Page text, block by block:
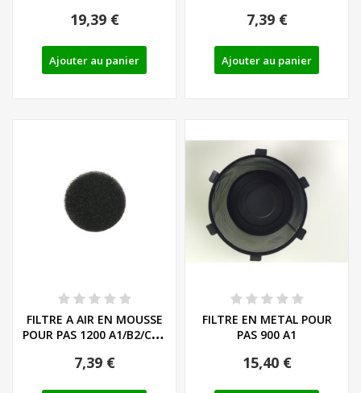
19,39 €
Ajouter au panier
7,39 €
Ajouter au panier
FILTRE A AIR EN MOUSSE
POUR PAS 1200 A1/B2/C2 -
7,39 €
FILTRE EN METAL POUR
PAS 900 A1
15,40 €